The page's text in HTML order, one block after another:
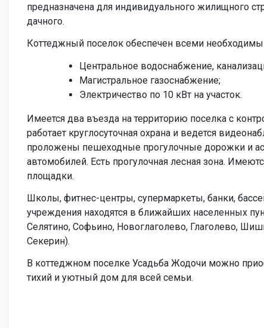
предназначена для индивидуального жилищного
дачного.
Коттеджный поселок обеспечен всеми
Центральное водоснабжение,
Магистральное газоснабжение;
Электричество по 10 кВт на участок.
Имеется два въезда на территорию поселка с
работает круглосуточная охрана и ведется
проложены пешеходные прогулочные дорожки и
автомобилей. Есть прогулочная лесная зона.
площадки.
Школы, фитнес-центры, супермаркеты, банки,
учреждения находятся в ближайших населенных
Селятино, Софьино, Новоглаголево, Глаголево,
Секерин).
В коттеджном поселке Усадьба Жодочи можно
тихий и уютный дом для всей семьи.